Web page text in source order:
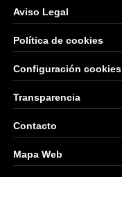
Aviso Legal
Política de cookies
Configuración cookies
Transparencia
Contacto
Mapa Web